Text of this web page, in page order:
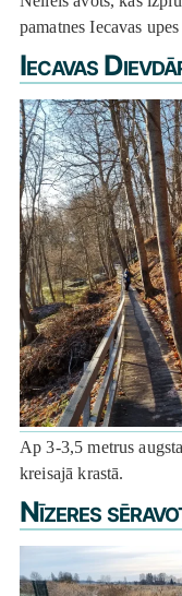
pamatnes Iecavas
Iecavas
Ap 3-3,5 metrus
kreisajā krastā.
Nīzeres